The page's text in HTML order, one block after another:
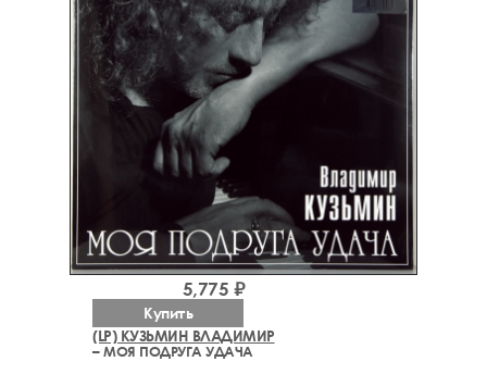
(LP) КУЗЬМИН ВЛАДИМИР
– МОЯ ПОДРУГА УДАЧА
5,775 ₽
Купить